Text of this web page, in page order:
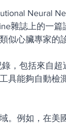
Neural
雜誌上的一
似心臟專家的
，包括來自
具能夠自動檢
。例如，在美